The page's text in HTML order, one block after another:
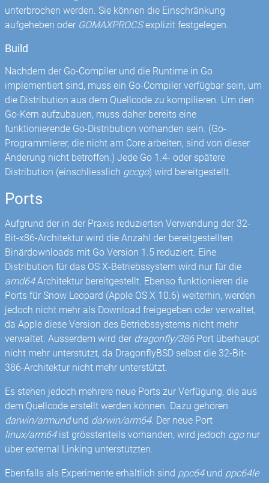
unterbrochen werden. Sie können die Einschränkung
aufgeheben oder GOMAXPROCSexplizit festgelegen.
Build
Nachdem der Go-Compiler und die Runtime in Go
implementiert sind, muss ein Go-Compiler verfügbar sein, um
die Distribution aus dem Quellcode zu kompilieren. Um den
Go-Kern aufzubauen, muss daher bereits eine
funktionierende Go-Distribution vorhanden sein. (Go-
Programmierer, die nicht am Core arbeiten, sind von dieser
Änderung nicht betroffen.) Jede Go 1.4- oder spätere
Distribution (einschliesslich gccgo) wird bereitgestellt.
Ports
Aufgrund der in der Praxis reduzierten Verwendung der 32-
Bit-x86-Architektur wird die Anzahl der bereitgestellten
Binärdownloads mit Go Version 1.5 reduziert. Eine
Distribution für das OS X-Betriebssystem wird nur für die
amd64Architektur bereitgestellt. Ebenso funktionieren die
Ports für Snow Leopard (Apple OS X 10.6) weiterhin, werden
jedoch nicht mehr als Download freigegeben oder verwaltet,
da Apple diese Version des Betriebssystems nicht mehr
verwaltet. Ausserdem wird der dragonfly/386Port überhaupt
nicht mehr unterstützt, da DragonflyBSD selbst die 32-Bit-
386-Architektur nicht mehr unterstützt.
Es stehen jedoch mehrere neue Ports zur Verfügung, die aus
dem Quellcode erstellt werden können. Dazu gehören
darwin/armundund darwin/arm64. Der neue Port
linux/arm64ist grösstenteils vorhanden, wird jedoch cgonur
über external Linking unterstützten.
Ebenfalls als Experimente erhältlich sind ppc64und ppc64le